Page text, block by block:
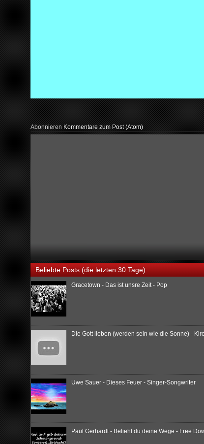
AbonnierenKommentare zum Post (Atom)
Beliebte Posts (die letzten 30 Tage)
Gracetown - Das ist unsre Zeit - Pop
Die Gott lieben (werden sein wie die Sonne) -
Uwe Sauer - Dieses Feuer - Singer-Songwriter
Paul Gerhardt - Befiehl du deine Wege - Free